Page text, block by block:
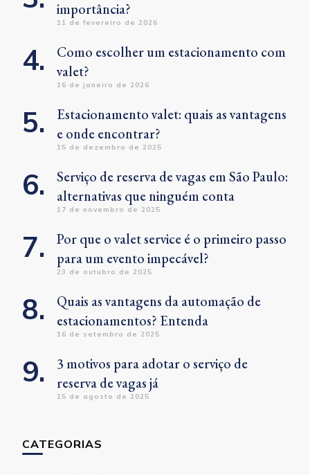
importância?
11 de fevereiro de 2026
Como escolher um estacionamento com
valet?
16 de janeiro de 2026
Estacionamento valet: quais as vantagens
e onde encontrar?
15 de dezembro de 2025
Serviço de reserva de vagas em São Paulo:
alternativas que ninguém conta
17 de novembro de 2025
Por que o valet service é o primeiro passo
para um evento impecável?
23 de outubro de 2025
Quais as vantagens da automação de
estacionamentos? Entenda
16 de setembro de 2025
3 motivos para adotar o serviço de
reserva de vagas já
15 de agosto de 2025
CATEGORIAS